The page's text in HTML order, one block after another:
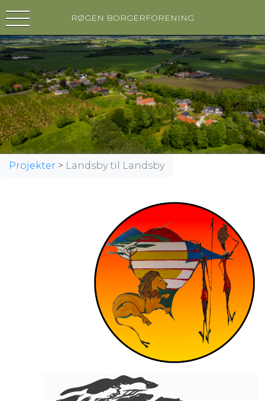
RØGEN BORGERFORENING
Projekter > Landsby til Landsby